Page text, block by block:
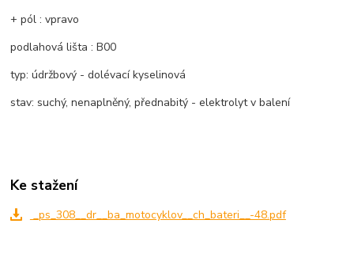
+ pól : vpravo
podlahová lišta : B00
typ: údržbový - dolévací kyselinová
stav: suchý, nenaplněný, přednabitý - elektrolyt v balení
Ke stažení
_ps_308__dr__ba_motocyklov__ch_bateri__-48.pdf